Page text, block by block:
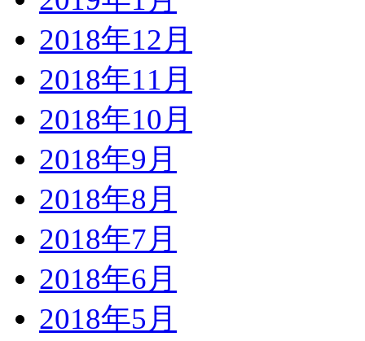
2018年12月
2018年11月
2018年10月
2018年9月
2018年8月
2018年7月
2018年6月
2018年5月